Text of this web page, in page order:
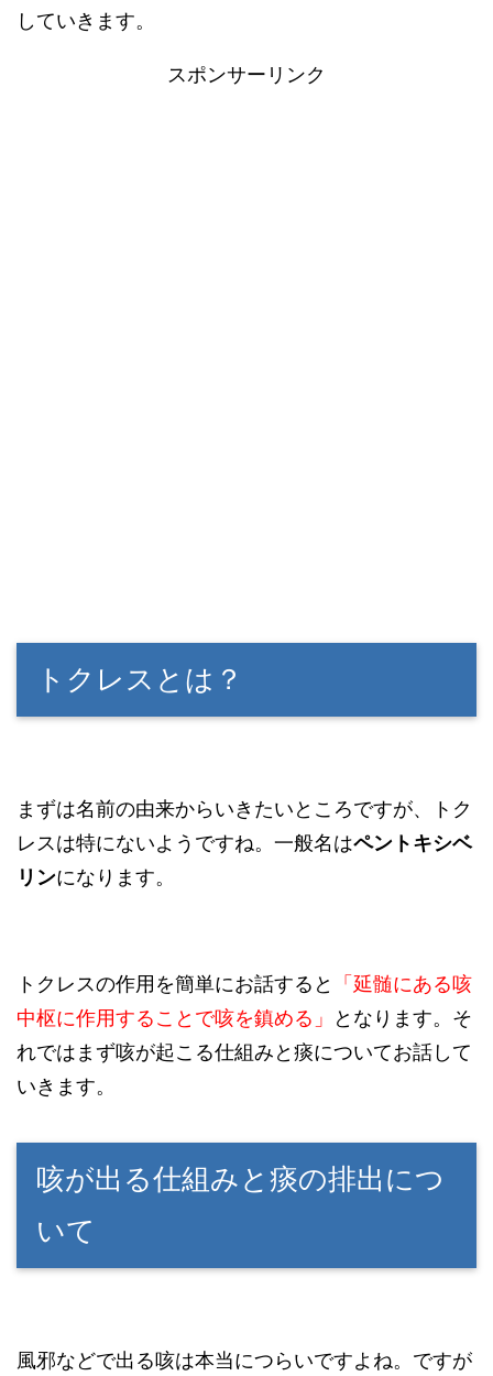
していきます。
スポンサーリンク
トクレスとは？
まずは名前の由来からいきたいところですが、トク
レスは特にないようですね。一般名はペントキシベ
リンになります。
トクレスの作用を簡単にお話すると
「延髄にある咳
中枢に作用すること で咳を鎮める」
となります。そ
れではまず咳が起こる仕組みと痰についてお話して
いきます。
咳が出る仕組みと痰の排出につ
いて
風邪などで出る咳は本当につらいですよね。ですが